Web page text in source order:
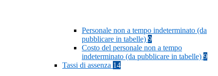
Personale non a tempo indeterminato (da
pubblicare in tabelle) 9
Costo del personale non a tempo
indeterminato (da pubblicare in tabelle) 9
Tassi di assenza 14